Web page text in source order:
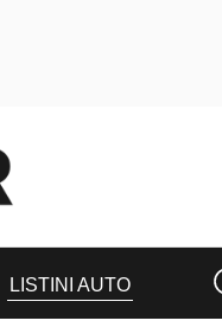
LISTINI AUTO